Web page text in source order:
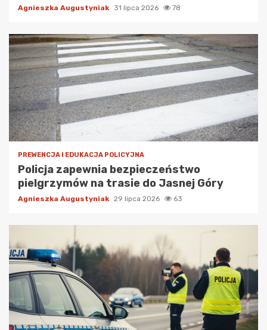
Agnieszka Augustyniak 31 lipca 2026 78
PREWENCJA I EDUKACJA POLICYJNA
Policja zapewnia bezpieczeństwo
pielgrzymów na trasie do Jasnej Góry
Agnieszka Augustyniak 29 lipca 2026 63